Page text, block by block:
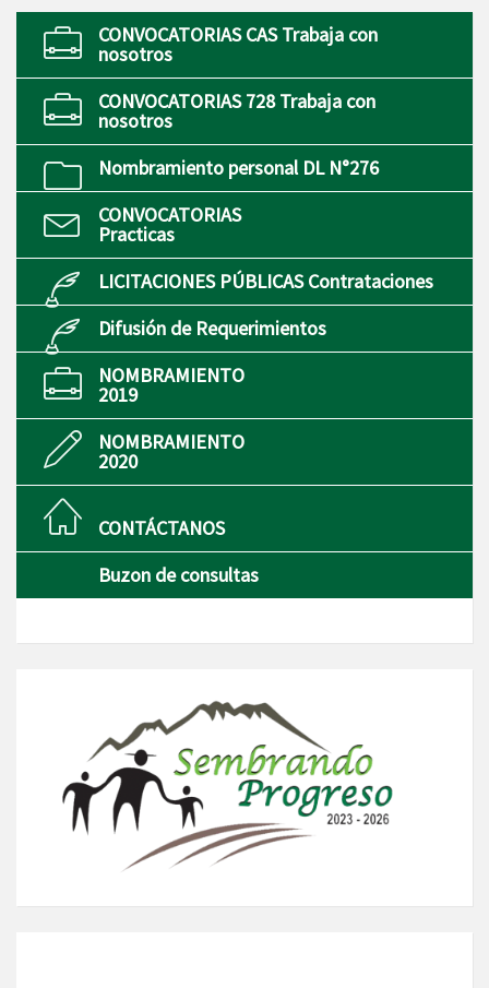
CONVOCATORIAS CAS Trabaja con
nosotros
CONVOCATORIAS 728 Trabaja con
nosotros
Nombramiento personal DL N°276
CONVOCATORIAS
Practicas
LICITACIONES PÚBLICAS Contrataciones
Difusión de Requerimientos
NOMBRAMIENTO
2019
NOMBRAMIENTO
2020
CONTÁCTANOS
Buzon de consultas